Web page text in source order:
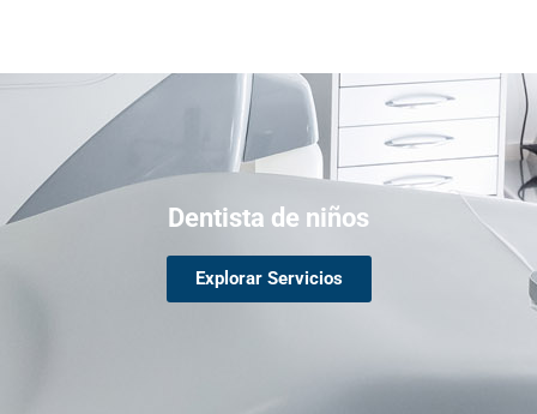
Dentista de niños
Explorar Servicios